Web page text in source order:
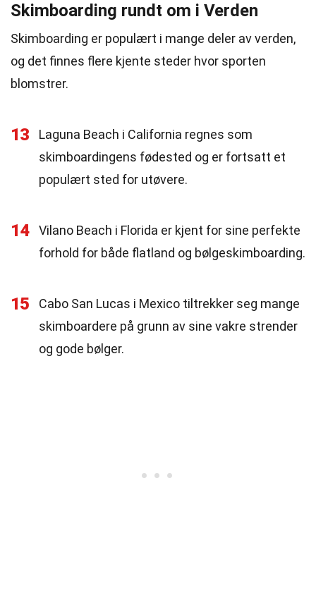
Skimboarding rundt om i Verden
Skimboarding er populært i mange deler av verden,
og det finnes flere kjente steder hvor sporten
blomstrer.
13
Laguna Beach i California regnes som
skimboardingens fødested og er fortsatt et
populært sted for utøvere.
14
Vilano Beach i Florida er kjent for sine perfekte
forhold for både flatland og bølgeskimboarding.
15
Cabo San Lucas i Mexico tiltrekker seg mange
skimboardere på grunn av sine vakre strender
og gode bølger.